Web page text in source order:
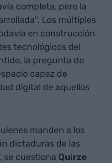
completa, pero la
Los múltiples
en construcción
tecnológicos del
la pregunta de
capaz de
digital de aquellos
manden a los
dictaduras de las
se cuestiona Quirze